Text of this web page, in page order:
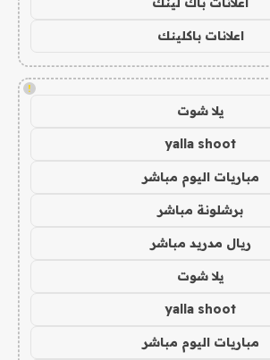
اعلانات باكلينك
!
يلا شوت
yalla shoot
مباريات اليوم مباشر
برشلونة مباشر
ريال مدريد مباشر
يلا شوت
yalla shoot
مباريات اليوم مباشر